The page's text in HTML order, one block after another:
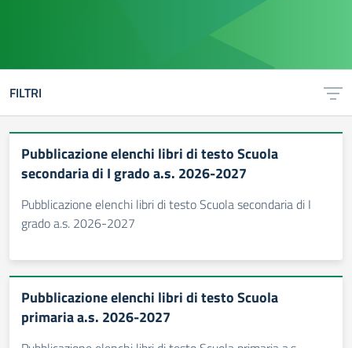
FILTRI
Pubblicazione elenchi libri di testo Scuola
secondaria di I grado a.s. 2026-2027
Pubblicazione elenchi libri di testo Scuola secondaria di I
grado a.s. 2026-2027
Pubblicazione elenchi libri di testo Scuola
primaria a.s. 2026-2027